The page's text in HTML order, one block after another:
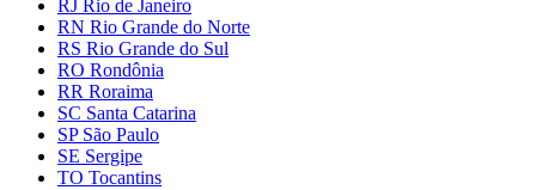
RJ Rio de Janeiro
RN Rio Grande do Norte
RS Rio Grande do Sul
RO Rondônia
RR Roraima
SC Santa Catarina
SP São Paulo
SE Sergipe
TO Tocantins